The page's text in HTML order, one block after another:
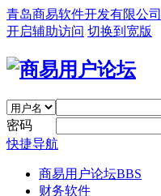
青岛商易软件开发有限公司
开启辅助访问 切换到宽版
密码
快捷导航
商易用户论坛BBS
财务软件